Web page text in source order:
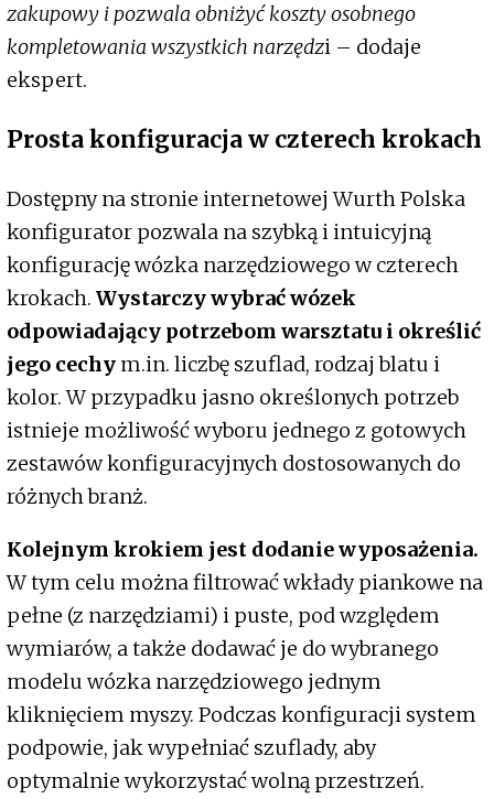
zakupowy i pozwala obniżyć koszty osobnego
kompletowania wszystkich narzędzi – dodaje
ekspert.
Prosta konfiguracja w czterech krokach
Dostępny na stronie internetowej Wurth Polska
konfigurator pozwala na szybką i intuicyjną
konfigurację wózka narzędziowego w czterech
krokach. Wystarczy wybrać wózek
odpowiadający potrzebom warsztatu i określić
jego cechy m.in. liczbę szuflad, rodzaj blatu i
kolor. W przypadku jasno określonych potrzeb
istnieje możliwość wyboru jednego z gotowych
zestawów konfiguracyjnych dostosowanych do
różnych branż.
Kolejnym krokiem jest dodanie wyposażenia.
W tym celu można filtrować wkłady piankowe na
pełne (z narzędziami) i puste, pod względem
wymiarów, a także dodawać je do wybranego
modelu wózka narzędziowego jednym
kliknięciem myszy. Podczas konfiguracji system
podpowie, jak wypełniać szuflady, aby
optymalnie wykorzystać wolną przestrzeń.